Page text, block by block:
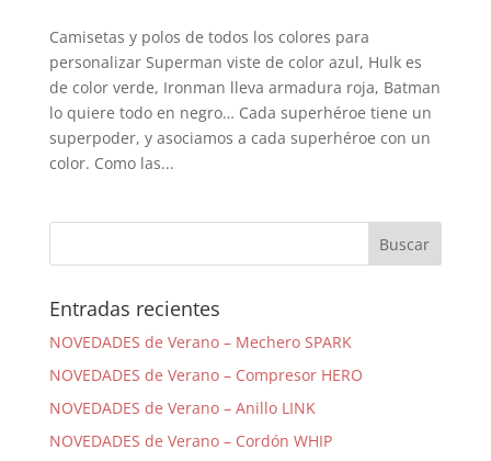
Camisetas y polos de todos los colores para
personalizar Superman viste de color azul, Hulk es
de color verde, Ironman lleva armadura roja, Batman
lo quiere todo en negro… Cada superhéroe tiene un
superpoder, y asociamos a cada superhéroe con un
color. Como las...
Entradas recientes
NOVEDADES de Verano – Mechero SPARK
NOVEDADES de Verano – Compresor HERO
NOVEDADES de Verano – Anillo LINK
NOVEDADES de Verano – Cordón WHIP